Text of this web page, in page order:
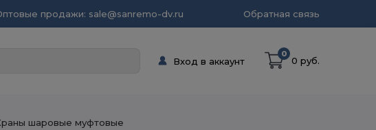
продажи: sale@sanremo-dv.ru Обратная связь
Вход в аккаунт
0
0 руб.
шаровые муфтовые